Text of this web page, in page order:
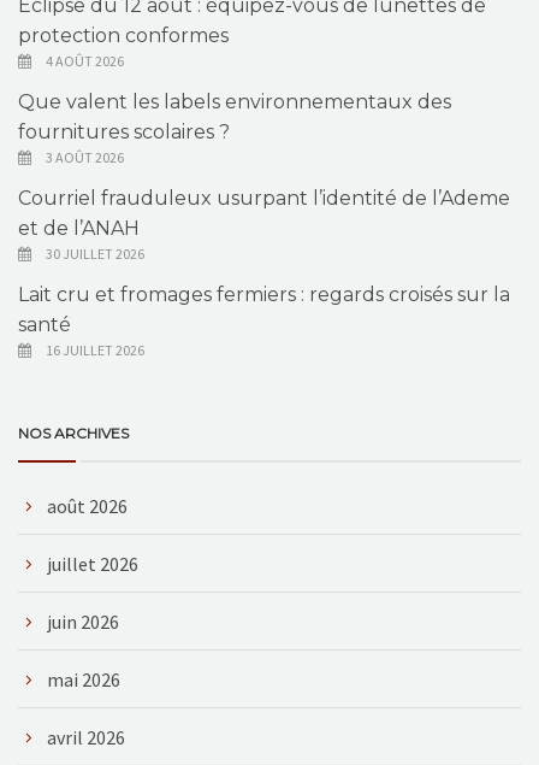
Éclipse du 12 août : équipez-vous de lunettes de
protection conformes
4 AOÛT 2026
Que valent les labels environnementaux des
fournitures scolaires ?
3 AOÛT 2026
Courriel frauduleux usurpant l’identité de l’Ademe
et de l’ANAH
30 JUILLET 2026
Lait cru et fromages fermiers : regards croisés sur la
santé
16 JUILLET 2026
NOS ARCHIVES
août 2026
juillet 2026
juin 2026
mai 2026
avril 2026